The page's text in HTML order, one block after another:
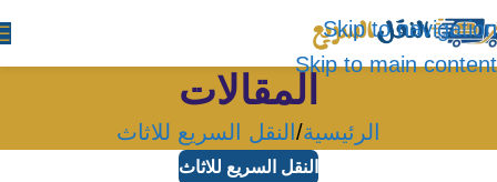
Skip to navigation
Skip to main content
المقالات
الرئيسية النقل السريع للاثاث
النقل السريع للاثاث